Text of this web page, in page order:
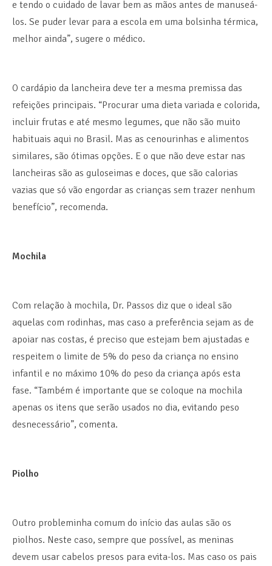
e tendo o cuidado de lavar bem as mãos antes de manuseá-
los. Se puder levar para a escola em uma bolsinha térmica,
melhor ainda”, sugere o médico.
O cardápio da lancheira deve ter a mesma premissa das
refeições principais. “Procurar uma dieta variada e colorida,
incluir frutas e até mesmo legumes, que não são muito
habituais aqui no Brasil. Mas as cenourinhas e alimentos
similares, são ótimas opções. E o que não deve estar nas
lancheiras são as guloseimas e doces, que são calorias
vazias que só vão engordar as crianças sem trazer nenhum
benefício”, recomenda.
Mochila
Com relação à mochila, Dr. Passos diz que o ideal são
aquelas com rodinhas, mas caso a preferência sejam as de
apoiar nas costas, é preciso que estejam bem ajustadas e
respeitem o limite de 5% do peso da criança no ensino
infantil e no máximo 10% do peso da criança após esta
fase. “Também é importante que se coloque na mochila
apenas os itens que serão usados no dia, evitando peso
desnecessário”, comenta.
Piolho
Outro probleminha comum do início das aulas são os
piolhos. Neste caso, sempre que possível, as meninas
devem usar cabelos presos para evita-los. Mas caso os pais